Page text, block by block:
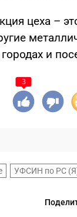
цеха –
и
3
УФСИН по РС